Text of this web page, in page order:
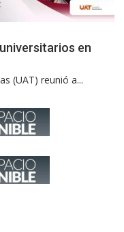
en
(UAT) reunió a...